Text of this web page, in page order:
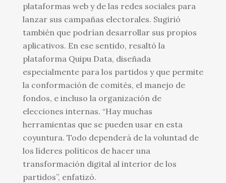
plataformas web y de las redes sociales para
lanzar sus campañas electorales. Sugirió
también que podrían desarrollar sus propios
aplicativos. En ese sentido, resaltó la
plataforma Quipu Data, diseñada
especialmente para los partidos y que permite
la conformación de comités, el manejo de
fondos, e incluso la organización de
elecciones internas. “Hay muchas
herramientas que se pueden usar en esta
coyuntura. Todo dependerá de la voluntad de
los líderes políticos de hacer una
transformación digital al interior de los
partidos”, enfatizó.